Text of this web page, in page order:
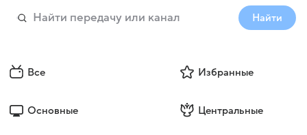
Найти
Все Избранные
Основные Центральные